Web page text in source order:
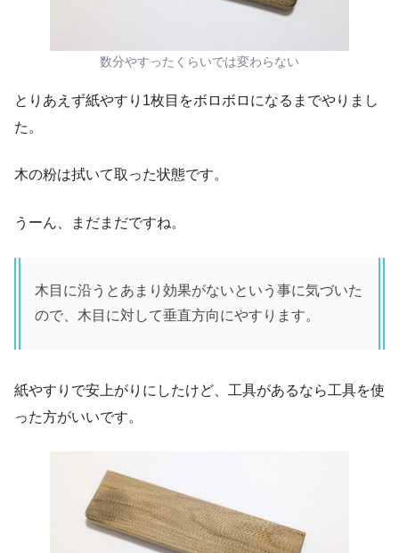
数分やすったくらいでは変わらない
とりあえず紙やすり1枚目をボロボロになるまでやりまし
た。
木の粉は拭いて取った状態です。
うーん、まだまだですね。
木目に沿うとあまり効果がないという事に気づいた
ので、木目に対して垂直方向にやすります。
紙やすりで安上がりにしたけど、工具があるなら工具を使
った方がいいです。